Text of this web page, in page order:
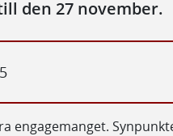
den 27 november.
engagemanget.